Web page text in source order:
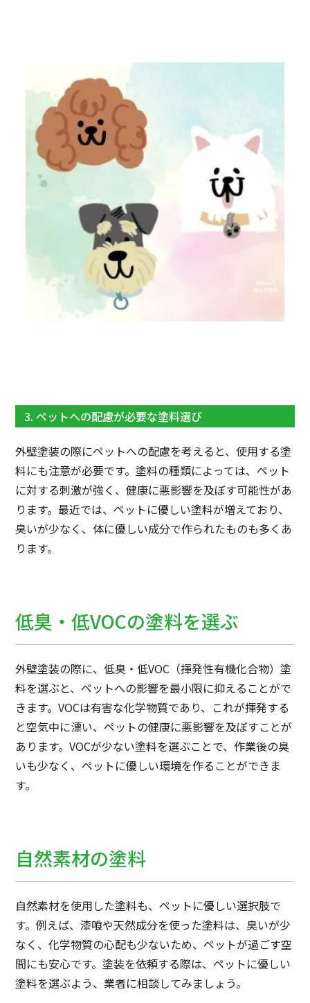
3. ペットへの配慮が必要な塗料選び
外壁塗装の際にペットへの配慮を考えると、使用する塗
料にも注意が必要です。塗料の種類によっては、ペット
に対する刺激が強く、健康に悪影響を及ぼす可能性があ
ります。最近では、ペットに優しい塗料が増えており、
臭いが少なく、体に優しい成分で作られたものも多くあ
ります。
低臭・低VOCの塗料を選ぶ
外壁塗装の際に、低臭・低VOC（揮発性有機化合物）塗
料を選ぶと、ペットへの影響を最小限に抑えることがで
きます。VOCは有害な化学物質であり、これが揮発する
と空気中に漂い、ペットの健康に悪影響を及ぼすことが
あります。VOCが少ない塗料を選ぶことで、作業後の臭
いも少なく、ペットに優しい環境を作ることができま
す。
自然素材の塗料
自然素材を使用した塗料も、ペットに優しい選択肢で
す。例えば、漆喰や天然成分を使った塗料は、臭いが少
なく、化学物質の心配も少ないため、ペットが過ごす空
間にも安心です。塗装を依頼する際は、ペットに優しい
塗料を選ぶよう、業者に相談してみましょう。